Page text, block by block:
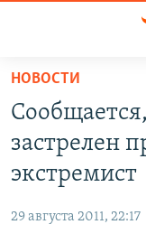
Вернуться
основному
содержанию
Вернутся
главной
навигации
ЦЕНТРАЛЬНАЯ
ТАДЖИКИСТАН
НОВОСТИ
ВОЙНА В УКРАИНЕ
ҚАЗАҚША
НОВОСТИ
застрелен
экстремист
29 августа 2011, 22:17